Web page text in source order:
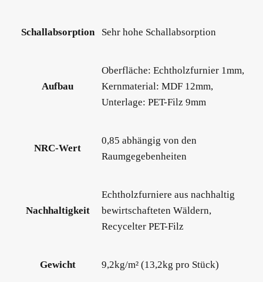
Schallabsorption Sehr hohe Schallabsorption
Aufbau
Oberfläche: Echtholzfurnier 1mm,
Kernmaterial: MDF 12mm,
Unterlage: PET-Filz 9mm
NRC-Wert
0,85 abhängig von den
Raumgegebenheiten
Nachhaltigkeit
Echtholzfurniere aus nachhaltig
bewirtschafteten Wäldern,
Recycelter PET-Filz
Gewicht 9,2kg/m² (13,2kg pro Stück)